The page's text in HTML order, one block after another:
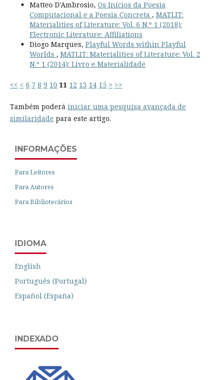
Matteo D'Ambrosio, Os Inícios da Poesia
Computacional e a Poesia Concreta , MATLIT:
Materialities of Literature: Vol. 6 N.º 1 (2018):
Electronic Literature: Affiliations
Diogo Marques, Playful Words within Playful
Worlds , MATLIT: Materialities of Literature: Vol. 2
N.º 1 (2014): Livro e Materialidade
<< < 6 7 8 9 10 11 12 13 14 15 > >>
Também poderá iniciar uma pesquisa avançada de
similaridade para este artigo.
INFORMAÇÕES
Para Leitores
Para Autores
Para Bibliotecários
IDIOMA
English
Português (Portugal)
Español (España)
INDEXADO